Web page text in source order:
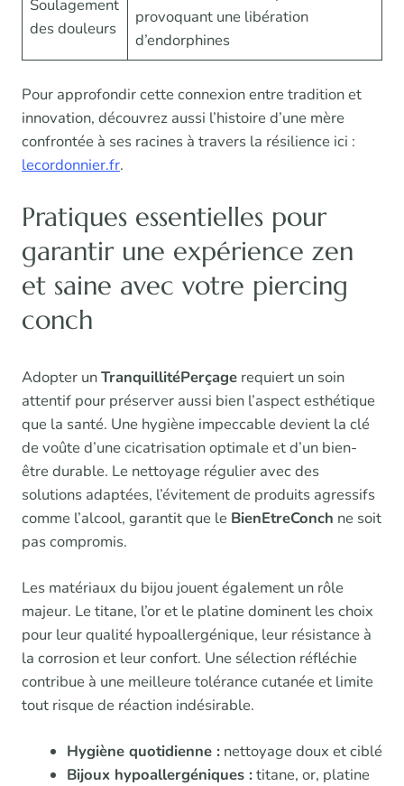
Soulagement
des douleurs
provoquant une libération
d’endorphines
Pour approfondir cette connexion entre tradition et
innovation, découvrez aussi l’histoire d’une mère
confrontée à ses racines à travers la résilience ici :
lecordonnier.fr.
Pratiques essentielles pour
garantir une expérience zen
et saine avec votre piercing
conch
Adopter unTranquillitéPerçage requiert un soin
attentif pour préserver aussi bien l’aspect esthétique
que la santé. Une hygiène impeccable devient la clé
de voûte d’une cicatrisation optimale et d’un bien-
être durable. Le nettoyage régulier avec des
solutions adaptées, l’évitement de produits agressifs
comme l’alcool, garantit que le BienEtreConch ne soit
pas compromis.
Les matériaux du bijou jouent également un rôle
majeur. Le titane, l’or et le platine dominent les choix
pour leur qualité hypoallergénique, leur résistance à
la corrosion et leur confort. Une sélection réfléchie
contribue à une meilleure tolérance cutanée et limite
tout risque de réaction indésirable.
Hygiène quotidienne :nettoyage doux et ciblé
Bijoux hypoallergéniques :titane, or, platine